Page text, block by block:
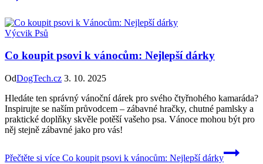
Výcvik Psů
Co koupit psovi k vánocům: Nejlepší dárky
OdDogTech.cz 3. 10. 2025
Hledáte ten správný vánoční dárek pro svého čtyřnohého kamaráda?
Inspirujte se naším průvodcem – zábavné hračky, chutné pamlsky a
praktické doplňky skvěle potěší vašeho psa. Vánoce mohou být pro
něj stejně zábavné jako pro vás!
Přečtěte si více Co koupit psovi k vánocům: Nejlepší dárky